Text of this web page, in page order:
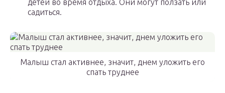
детей во время отдыха. Они могут ползать или
садиться.
Малыш стал активнее, значит, днем уложить его
спать труднее